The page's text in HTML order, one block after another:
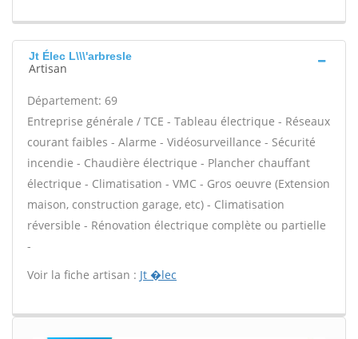
Jt Élec L\\\'arbresle
Artisan
Département: 69
Entreprise générale / TCE - Tableau électrique - Réseaux
courant faibles - Alarme - Vidéosurveillance - Sécurité
incendie - Chaudière électrique - Plancher chauffant
électrique - Climatisation - VMC - Gros oeuvre (Extension
maison, construction garage, etc) - Climatisation
réversible - Rénovation électrique complète ou partielle
-
Voir la fiche artisan : Jt �lec